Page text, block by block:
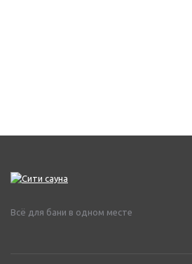
Всё для бани в одном месте